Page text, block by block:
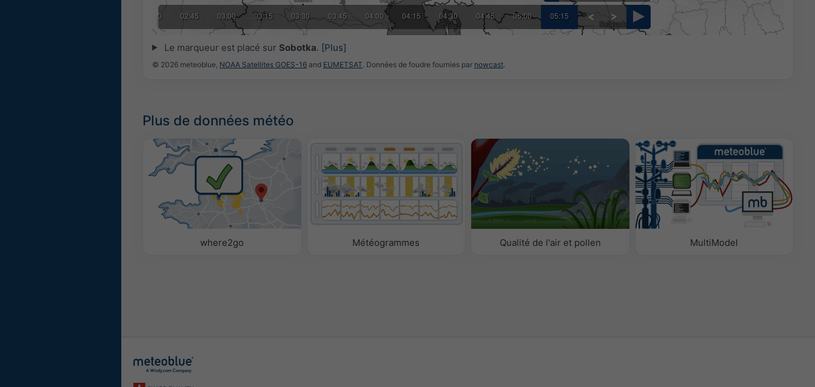
02:30 02:45 03:00 03:15 03:30 03:45 04:00 04:15 04:30 04:45 05:00 05:15
Le marqueur est placé sur Sobotka. [Plus]
© 2026 meteoblue, NOAA Satellites GOES-16 and EUMETSAT. Données de foudre fournies par nowcast.
Plus de données météo
where2go Météogrammes Qualité de l'air et pollen MultiModel